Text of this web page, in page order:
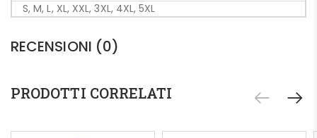
S, M, L, XL, XXL, 3XL, 4XL, 5XL
RECENSIONI (0)
PRODOTTI CORRELATI